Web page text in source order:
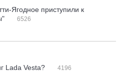
Ягодное приступили к
6526
Lada Vesta?
4196